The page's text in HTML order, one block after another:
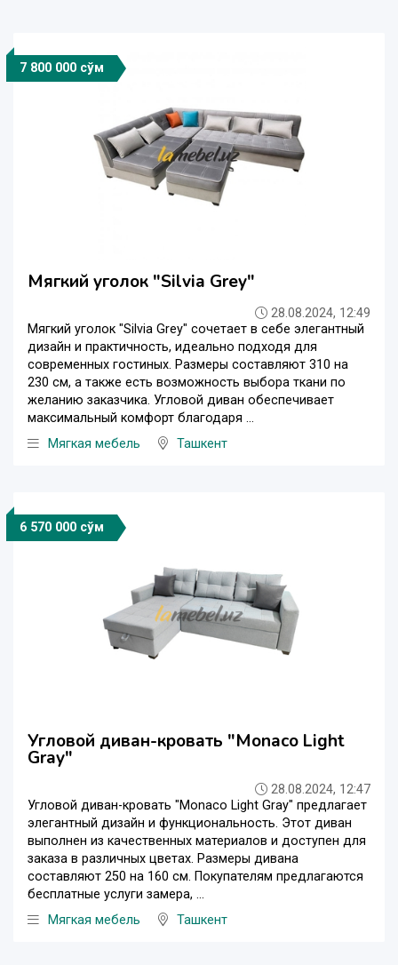
7 800 000 сўм
Мягкий уголок "Silvia Grey"
28.08.2024, 12:49
Мягкий уголок "Silvia Grey" сочетает в себе элегантный
дизайн и практичность, идеально подходя для
современных гостиных. Размеры составляют 310 на
230 см, а также есть возможность выбора ткани по
желанию заказчика. Угловой диван обеспечивает
максимальный комфорт благодаря ...
Мягкая мебель
Ташкент
6 570 000 сўм
Угловой диван-кровать "Monaco Light
Gray"
28.08.2024, 12:47
Угловой диван-кровать "Monaco Light Gray" предлагает
элегантный дизайн и функциональность. Этот диван
выполнен из качественных материалов и доступен для
заказа в различных цветах. Размеры дивана
составляют 250 на 160 см. Покупателям предлагаются
бесплатные услуги замера, ...
Мягкая мебель
Ташкент